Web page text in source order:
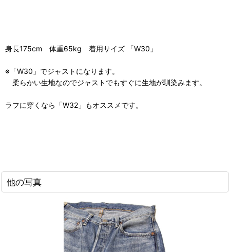
身長175cm 体重65kg 着用サイズ 「W30」
※「W30」でジャストになります。
柔らかい生地なのでジャストでもすぐに生地が馴染みます。
ラフに穿くなら「W32」もオススメです。
他の写真